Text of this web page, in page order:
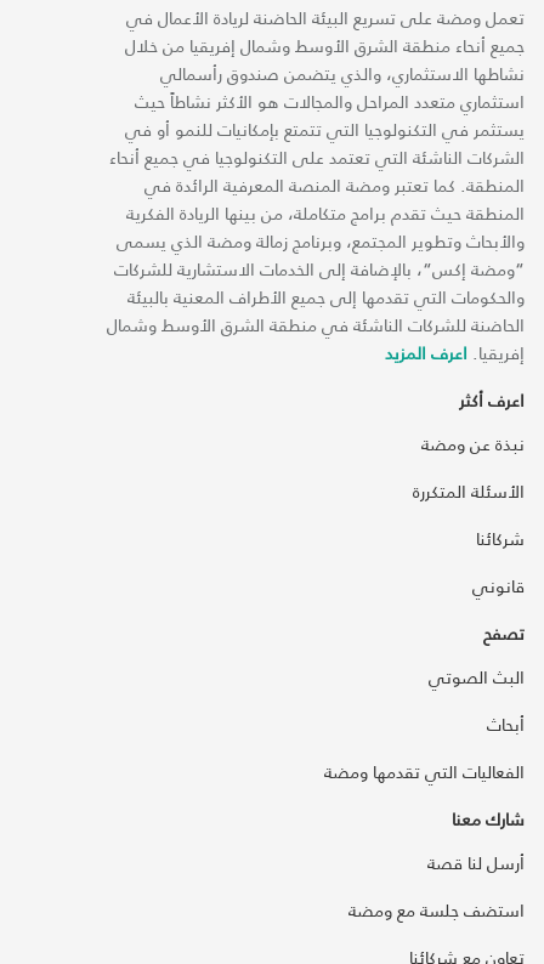
تعمل ومضة على تسريع البيئة الحاضنة لريادة الأعمال في
جميع أنحاء منطقة الشرق الأوسط وشمال إفريقيا من خلال
نشاطها الاستثماري، والذي يتضمن صندوق رأسمالي
استثماري متعدد المراحل والمجالات هو الأكثر نشاطاً حيث
يستثمر في التكنولوجيا التي تتمتع بإمكانيات للنمو أو في
الشركات الناشئة التي تعتمد على التكنولوجيا في جميع أنحاء
المنطقة. كما تعتبر ومضة المنصة المعرفية الرائدة في
المنطقة حيث تقدم برامج متكاملة، من بينها الريادة الفكرية
والأبحاث وتطوير المجتمع، وبرنامج زمالة ومضة الذي يسمى
“ومضة إكس“، بالإضافة إلى الخدمات الاستشارية للشركات
والحكومات التي تقدمها إلى جميع الأطراف المعنية بالبيئة
الحاضنة للشركات الناشئة في منطقة الشرق الأوسط وشمال
إفريقيا. اعرف المزيد
اعرف أكثر
نبذة عن ومضة
الأسئلة المتكررة
شركائنا
قانوني
تصفح
البث الصوتي
أبحاث
الفعاليات التي تقدمها ومضة
شارك معنا
أرسل لنا قصة
استضف جلسة مع ومضة